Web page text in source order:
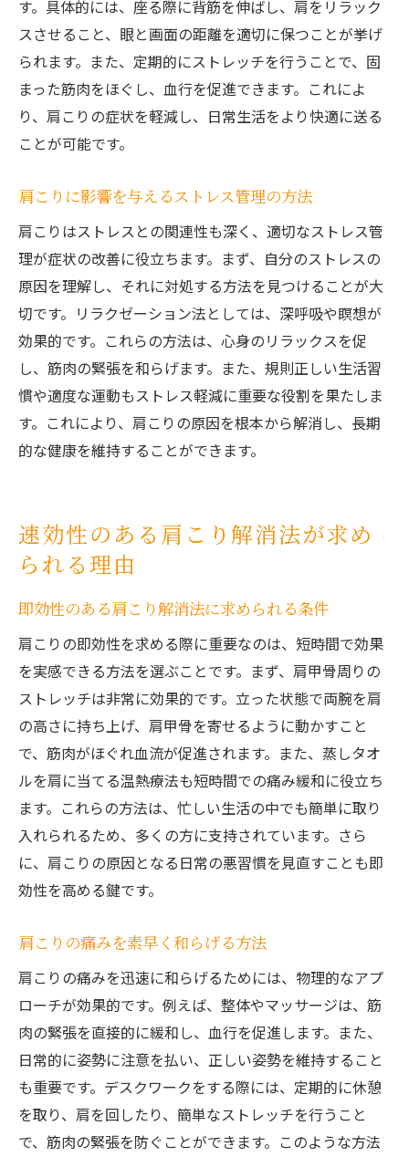
用
肩こり解消のために今すぐ試したい実践法
今すぐ試せる肩こり解消のストレッチ
肩こりをすぐに改善するための簡単なエク
ササイズ
肩こりを予防するための実践的なアドバイ
ス
肩こり改善に役立つツールとその使い方
肩こりを今すぐ和らげるためのリラクゼー
ション法
す。具体的には、座る際に背筋を伸ばし、肩をリラック
スさせること、眼と画面の距離を適切に保つことが挙げ
られます。また、定期的にストレッチを行うことで、固
まった筋肉をほぐし、血行を促進できます。これによ
り、肩こりの症状を軽減し、日常生活をより快適に送る
ことが可能です。
肩こりに影響を与えるストレス管理の方法
肩こりはストレスとの関連性も深く、適切なストレス管
理が症状の改善に役立ちます。まず、自分のストレスの
原因を理解し、それに対処する方法を見つけることが大
切です。リラクゼーション法としては、深呼吸や瞑想が
効果的です。これらの方法は、心身のリラックスを促
し、筋肉の緊張を和らげます。また、規則正しい生活習
慣や適度な運動もストレス軽減に重要な役割を果たしま
す。これにより、肩こりの原因を根本から解消し、長期
的な健康を維持することができます。
速効性のある肩こり解消法が求め
られる理由
即効性のある肩こり解消法に求められる条件
肩こりの即効性を求める際に重要なのは、短時間で効果
を実感できる方法を選ぶことです。まず、肩甲骨周りの
ストレッチは非常に効果的です。立った状態で両腕を肩
の高さに持ち上げ、肩甲骨を寄せるように動かすこと
で、筋肉がほぐれ血流が促進されます。また、蒸しタオ
ルを肩に当てる温熱療法も短時間での痛み緩和に役立ち
ます。これらの方法は、忙しい生活の中でも簡単に取り
入れられるため、多くの方に支持されています。さら
に、肩こりの原因となる日常の悪習慣を見直すことも即
効性を高める鍵です。
肩こりの痛みを素早く和らげる方法
肩こりの痛みを迅速に和らげるためには、物理的なアプ
ローチが効果的です。例えば、整体やマッサージは、筋
肉の緊張を直接的に緩和し、血行を促進します。また、
日常的に姿勢に注意を払い、正しい姿勢を維持すること
も重要です。デスクワークをする際には、定期的に休憩
を取り、肩を回したり、簡単なストレッチを行うこと
で、筋肉の緊張を防ぐことができます。このような方法